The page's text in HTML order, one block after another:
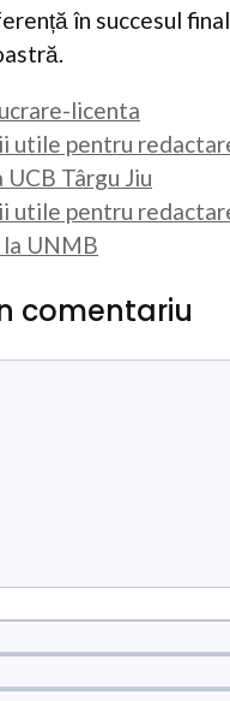
în succesul
licenta
utile pentru
UCB Târgu Jiu
utile pentru
UNMB
comentariu